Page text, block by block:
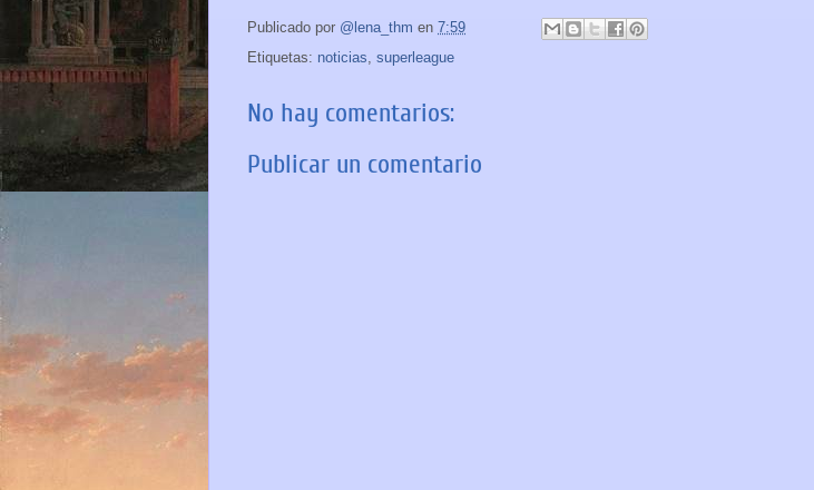
Publicado por @lena_thm en 7:59
Etiquetas: noticias superleague
No hay comentarios:
Publicar un comentario